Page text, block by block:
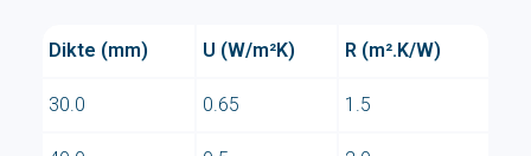
Dikte (mm) U (W/m²K) R (m².K/W)
30.0 0.65 1.5